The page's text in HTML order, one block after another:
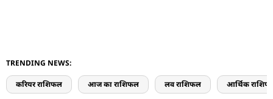
TRENDING NEWS:
करियर राशिफल आज का राशिफल लव राशिफल आर्थिक